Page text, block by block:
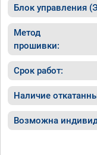
Блок управления
Метод
прошивки:
Срок работ:
Наличие
Возможна